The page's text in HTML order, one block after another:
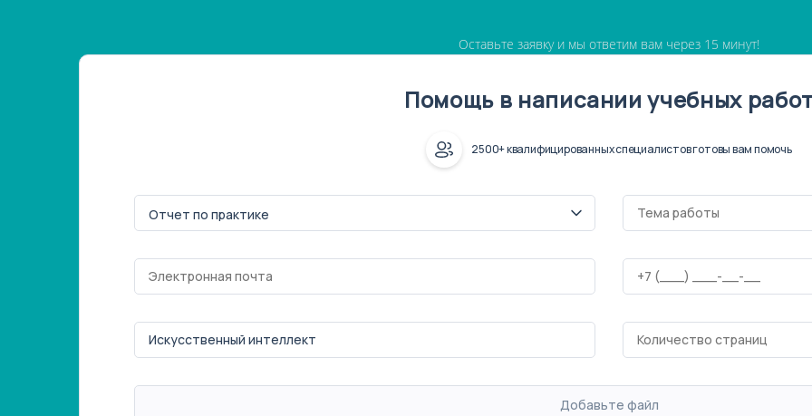
Оставьте заявку и мы ответим вам через 15 минут!
Помощь в написании учебных
2500+ квалифицированных специалистов готовы вам помочь
Добавьте файл